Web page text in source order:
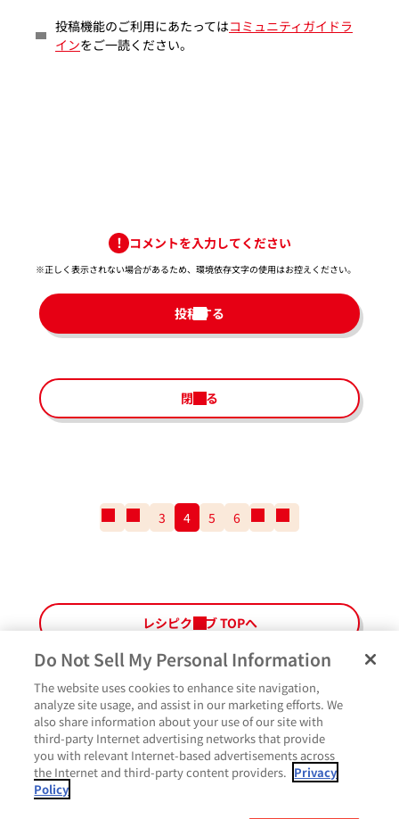
投稿機能のご利用にあたってはコミュニティガイドラ
インをご一読ください。
コメントを入力してください
※正しく表示されない場合があるため、環境依存文字の使用はお控えください。​
投稿する
閉じる
番
ペ
ー
ジ
の
3 4 5 6
の
番
ペ
ー
レシピクラブ TOPへ
作ったよ
ペ
ー
ジ
最
上
部
よくあるご質問 ご利用規約Glicoメンバーズ会員規約プライバシーポリシー
サイトマップお問い合わせCookie設定Glicoホームページ
Do Not Sell My Personal Information
The website uses cookies to enhance site navigation,
analyze site usage, and assist in our marketing efforts. We
also share information about your use of our site with
third-party Internet advertising networks that provide
you with relevant Internet-based advertisements across
the Internet and third-party content providers. Privacy
Policy